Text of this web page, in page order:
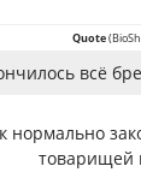
Quote(
всё
нормально
товарищей